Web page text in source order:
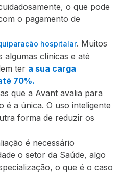
o que pode
o pagamento de
hospitalar. Muitos
algumas clínicas e até
ter a sua carga
70%.
que a Avant avalia para
é a única. O uso inteligente
forma de reduzir os
é necessário
o setor da Saúde, algo
o que é o caso